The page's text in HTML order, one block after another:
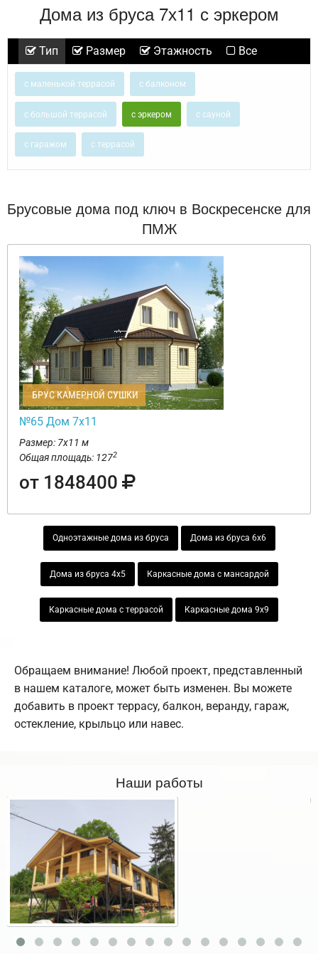
Дома из бруса 7х11 с эркером
Тип Размер Этажность Все
с маленькой террасой с балконом
с большой террасой с эркером с сауной
с гаражом с террасой
Брусовые дома под ключ в Воскресенске для
ПМЖ
БРУС КАМЕРНОЙ СУШКИ
№65 Дом 7х11
Размер: 7х11 м
Общая площадь: 1272
от 1848400
Одноэтажные дома из бруса Дома из бруса 6х6
Дома из бруса 4х5 Каркасные дома с мансардой
Каркасные дома с террасой Каркасные дома 9х9
Обращаем внимание! Любой проект, представленный
в нашем каталоге, может быть изменен. Вы можете
добавить в проект террасу, балкон, веранду, гараж,
остекление, крыльцо или навес.
Наши работы